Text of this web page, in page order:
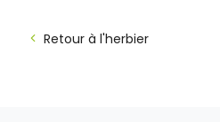
Retour à l'herbier